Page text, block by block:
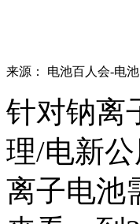
来源： 电池百人会-电池
针对钠离
理/电新
离子电池